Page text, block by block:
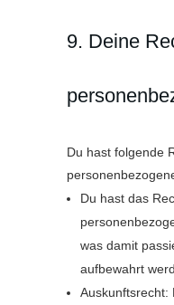
9. Deine
Du hast folgende
Du hast das
was damit
aufbewahrt
Auskunftsrecht: